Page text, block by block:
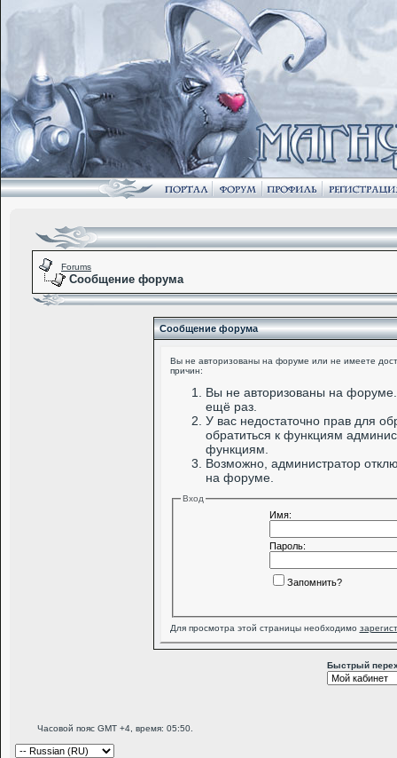
Forums
Сообщение форума
Сообщение форума
Вы не авторизованы на форуме или не имеете
причин:
Вы не авторизованы на
ещё раз.
У вас недостаточно прав для
обратиться к функциям
функциям.
Возможно, администратор
на форуме.
Вход
Имя:
Пароль:
Запомнить?
Для просмотра этой страницы необходимо
Быстрый
Часовой пояс GMT +4, время: 05:50